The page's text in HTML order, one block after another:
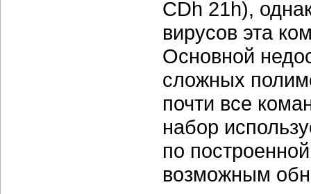
CDh 21h),
вирусов эта
Основной
сложных
почти все
набор
по
возможным